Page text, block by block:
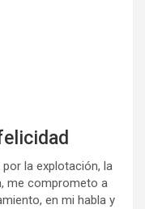
la explotación, la
me comprometo a
en mi habla y